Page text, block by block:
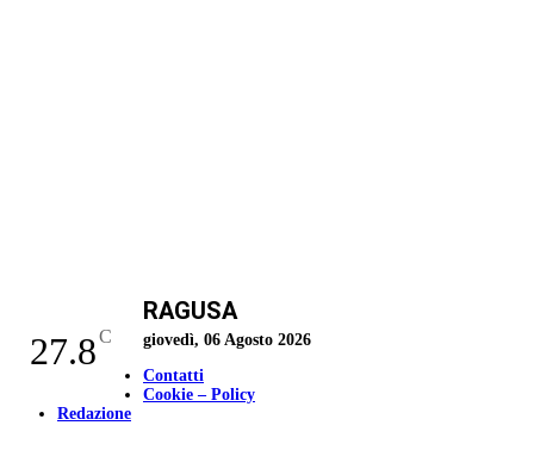
27.8C
RAGUSA
giovedì, 06 Agosto 2026
Contatti
Cookie – Policy
Redazione